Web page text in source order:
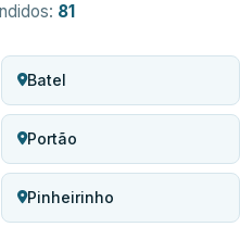
81
Batel
Portão
Pinheirinho